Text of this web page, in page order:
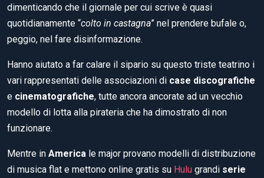
dimenticando che il giornale per cui scrive è quasi
quotidianamente “colto in castagna” nel prendere bufale o,
peggio, nel fare disinformazione.
Hanno aiutato a far calare il sipario su questo triste teatrino i
vari rappresentati delle associazioni di case discografiche
e cinematografiche, tutte ancora ancorate ad un vecchio
modello di lotta alla pirateria che ha dimostrato di non
funzionare.
Mentre in America le major provano modelli di distribuzione
di musica flat e mettono online gratis su Hulu grandi serie